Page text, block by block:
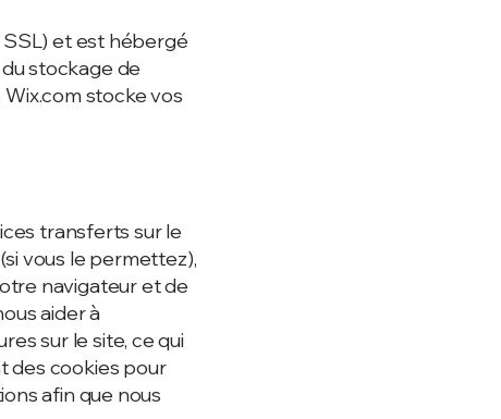
et est hébergé
stockage de
stocke vos
transferts sur le
vous le permettez),
navigateur et de
aider à
sur le site, ce qui
des cookies pour
afin que nous